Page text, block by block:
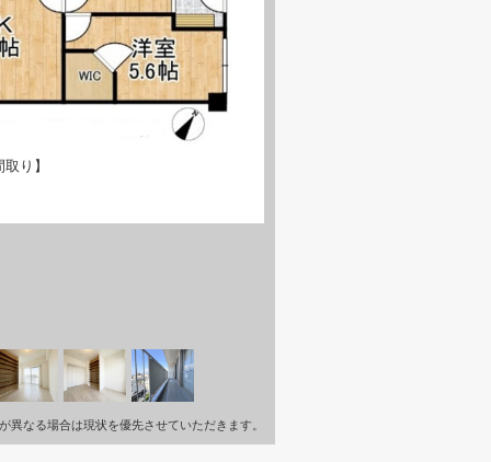
り】
なる場合は現状を優先させていただきます。